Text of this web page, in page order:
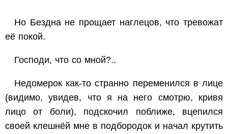
Но Бездна не прощает наглецов, что тревожат
её покой.
Господи, что со мной?..
Недомерок как-то странно переменился в лице
(видимо, увидев, что я на него смотрю, кривя
лицо от боли), подскочил поближе, вцепился
своей клешнёй мне в подбородок и начал крутить